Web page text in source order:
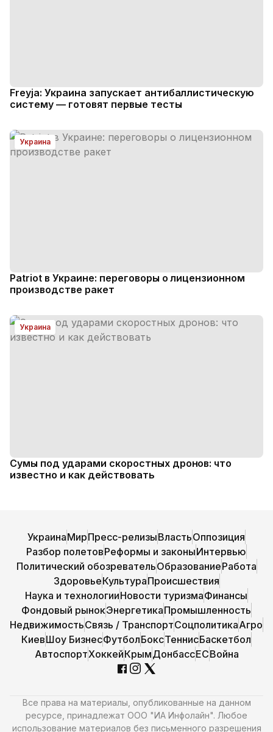
Freyja: Украина запускает антибаллистическую
систему — готовят первые тесты
Украина
Patriot в Украине: переговоры о лицензионном
производстве ракет
Украина
Сумы под ударами скоростных дронов: что
известно и как действовать
УкраинаМирПресс-релизыВластьОппозиция
Разбор полетовРеформы и законыИнтервью
Политический обозревательОбразованиеРабота
ЗдоровьеКультураПроисшествия
Наука и технологииНовости туризмаФинансы
Фондовый рынокЭнергетикаПромышленность
НедвижимостьСвязь / ТранспортСоцполитикаАгро
КиевШоу БизнесФутболБоксТеннисБаскетбол
АвтоспортХоккейКрымДонбассЕСВойна
Все права на материалы, опубликованные на данном
ресурсе, принадлежат ООО "ИА Инфолайн". Любое
использование материалов без письменного разрешения